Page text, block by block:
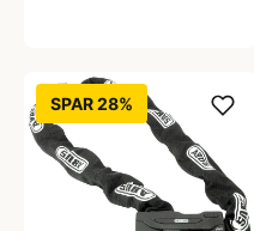
SPAR 28%